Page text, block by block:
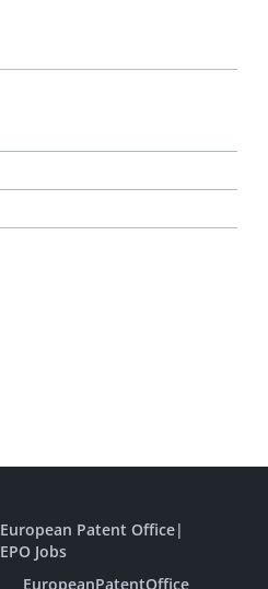
European Patent Office|
EPO Jobs
EuropeanPatentOffice